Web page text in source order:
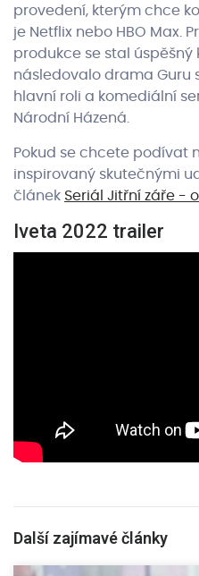
provedení, kterým chce
je Netflix nebo HBO Max.
produkce se stal úspěšný
následovalo drama Guru
hlavní roli a komediální
Národní Házená.
Pokud se chcete podívat
inspirovaný skutečnými
článek Seriál Jitřní záře -
Iveta 2022 trailer
Další zajímavé články